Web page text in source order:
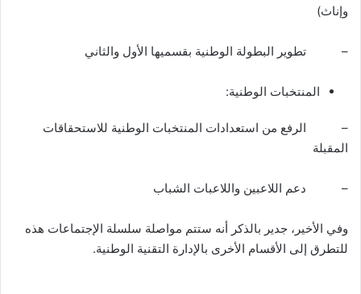
وإناث)
– تطوير البطولة الوطنية بقسميها الأول والثاني
المنتخبات الوطنية:
– الرفع من استعدادات المنتخبات الوطنية للاستحقاقات
المقبلة
– دعم اللاعبين واللاعبات الشباب
وفي الأخير، جدير بالذكر أنه ستتم مواصلة سلسلة الإجتماعات هذه
للتطرق إلى الأقسام الأخرى بالإدارة التقنية الوطنية.